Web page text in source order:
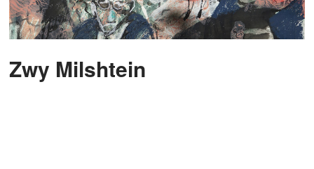
Zwy Milshtein